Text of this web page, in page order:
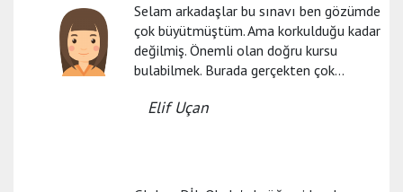
Selam arkadaşlar bu sınavı ben gözümde
çok büyütmüştüm. Ama korkulduğu kadar
değilmiş. Önemli olan doğru kursu
bulabilmek. Burada gerçekten çok...
Elif Uçan